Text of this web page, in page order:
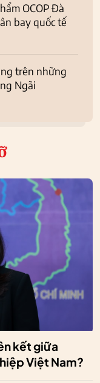
OCOP Đà
bay quốc tế
trên những
Ngãi
kết giữa
Việt Nam?